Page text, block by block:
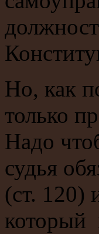
Но, как
только
Надо
судья
(ст. 120)
который